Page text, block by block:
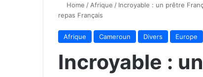
Home / Afrique / Incroyable : un prêtre
repas Français
Afrique Cameroun Divers Europe
Incroyable :